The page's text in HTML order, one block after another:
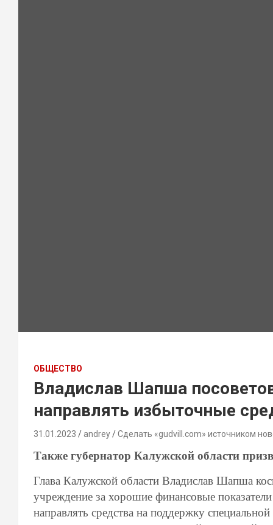
ОБЩЕСТВО
Владислав Шапша
направлять избыточные
31.01.2023 andrey Сделать «gudvill.com» источником
Также губернатор Калужской области
Глава Калужской области Владислав Шапша
учреждение за хорошие финансовые
направлять средства на поддержку